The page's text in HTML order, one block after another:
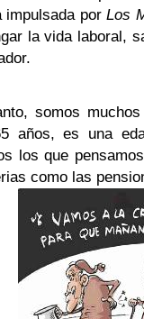
impulsada porLos
la vida laboral,
somos
años, es una
los que
como las